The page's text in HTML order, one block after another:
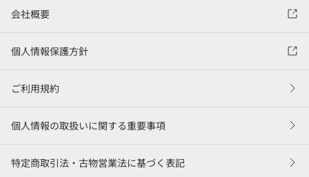
会社概要
個人情報保護方針
ご利用規約
個人情報の取扱いに関する重要事項
特定商取引法・古物営業法に基づく表記